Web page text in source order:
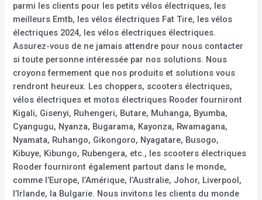
parmi les clients pour les petits vélos électriques, les
meilleurs Emtb, les vélos électriques Fat Tire, les vélos
électriques 2024, les vélos électriques électriques.
Assurez-vous de ne jamais attendre pour nous contacter
si toute personne intéressée par nos solutions. Nous
croyons fermement que nos produits et solutions vous
rendront heureux. Les choppers, scooters électriques,
vélos électriques et motos électriques Rooder fourniront
Kigali, Gisenyi, Ruhengeri, Butare, Muhanga, Byumba,
Cyangugu, Nyanza, Bugarama, Kayonza, Rwamagana,
Nyamata, Ruhango, Gikongoro, Nyagatare, Busogo,
Kibuye, Kibungo, Rubengera, etc., les scooters électriques
Rooder fourniront également partout dans le monde,
comme l’Europe, l’Amérique, l’Australie, Johor, Liverpool,
l’Irlande, la Bulgarie. Nous invitons les clients du monde